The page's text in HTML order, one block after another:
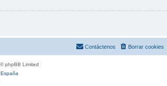
Borrar cookies
Contáctenos
phpBB Limited